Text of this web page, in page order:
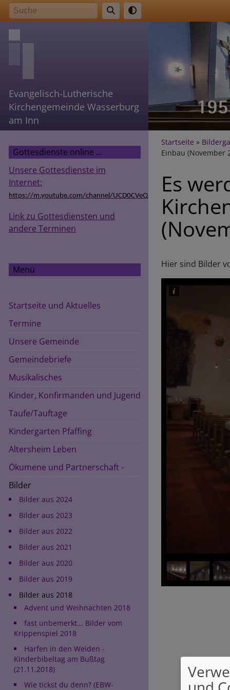
Direkt
zum
Inhalt
Evangelisch-Lutherische
Kirchengemeinde Wasserburg
am Inn
Gottesdienste online ...
Unsere Gottesdienste im
Internet:
https://m.youtube.com/channel/UCD0CVeQZSg9hODT9EIzv24Q
Link zu Gottesdiensten und
andere Terminen
Menü
Startseite und Aktuelles
Termine
Unsere Gemeinde
Gemeindebriefe
Musikalisches
Kinder, Konfirmanden und Jugend
Taufe/Tauftage
Kindergarten Pfaffing
Altersheim Leben
Ökumene und Partnerschaft -
Bilder
Bilder aus 2024
Bilder aus 2023
Bilder aus 2022
Bilder aus 2021
Bilder aus 2020
Bilder aus 2019
Bilder aus 2018
Advent und Weihnachten 2018
fast unbemerkt... Bilder vom
Krippenspiel 2018
Harfen in den Weiden -
Kinderbibeltag am Bußtag
(21.11.2018)
Wie tickst du denn? (EBW-
Startseite
Einbau (November
Es
Hier sind Bilder